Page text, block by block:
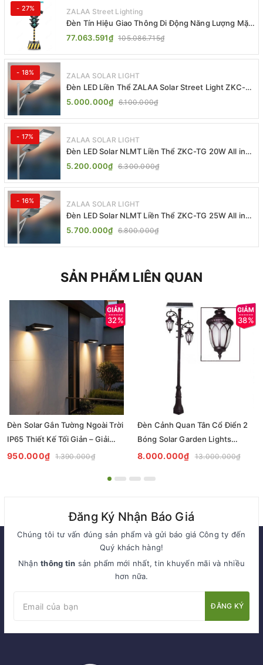
- 27% ZALAA Street Lighting
Đèn Tín Hiệu Giao Thông Di Động Năng Lượng Mặt
Trời ZALAA ZL-409300C
77.063.591₫ 105.086.715₫
- 18% ZALAA SOLAR LIGHT
Đèn LED Liền Thể ZALAA Solar Street Light ZKC-
TG 20W 25W 30W All In One
5.000.000₫ 6.100.000₫
- 17% ZALAA SOLAR LIGHT
Đèn LED Solar NLMT Liền Thể ZKC-TG 20W All in
One | ZALAA Street Light
5.200.000₫ 6.300.000₫
- 16% ZALAA SOLAR LIGHT
Đèn LED Solar NLMT Liền Thể ZKC-TG 25W All in
One | ZALAA Street Light
5.700.000₫ 6.800.000₫
SẢN PHẨM LIÊN QUAN
32%
Đèn Solar Gắn Tường Ngoài Trời
IP65 Thiết Kế Tối Giản – Giải
Pháp Chiếu Sáng Bền Bỉ, Thẩm
950.000₫ 1.390.000₫
38%
Đèn Cảnh Quan Tân Cổ Điển 2
Bóng Solar Garden Lights
ZALAA OEM ZSCV-004
8.000.000₫ 13.000.000₫
Đăng Ký Nhận Báo Giá
Chúng tôi tư vấn đúng sản phẩm và gửi báo giá Công ty đến
Quý khách hàng!
Nhậnthông tin sản phẩm mới nhất, tin khuyến mãi và nhiều
hơn nữa.
ĐĂNG KÝ